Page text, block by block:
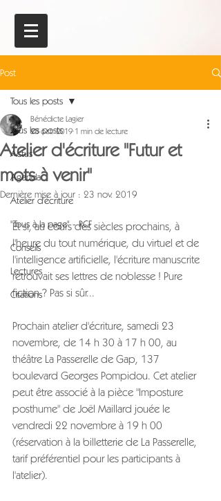
Post
Tous les posts
Actus
Agenda
Atelier d'écriture
"Tous à la page" - RCF
Conseils
Lectures
Citations
Tous les posts
Atelier d'écriture "Futur et
mots à venir"
Bénédicte Lagier
28 oct. 2019 1 min de lecture
Dernière mise à jour : 23 nov. 2019
Et si, au cours des siècles prochains, à
l'heure du tout numérique, du virtuel et de
l'intelligence artificielle, l'écriture manuscrite
retrouvait ses lettres de noblesse ! Pure
fiction ? Pas si sûr...
Prochain atelier d'écriture, samedi 23
novembre, de 14 h 30 à 17 h 00, au
théâtre La Passerelle de Gap, 137
boulevard Georges Pompidou. Cet atelier
peut être associé à la pièce "Imposture
posthume" de Joël Maillard jouée le
vendredi 22 novembre à 19 h 00
(réservation à la billetterie de La Passerelle,
tarif préférentiel pour les participants à
l'atelier).